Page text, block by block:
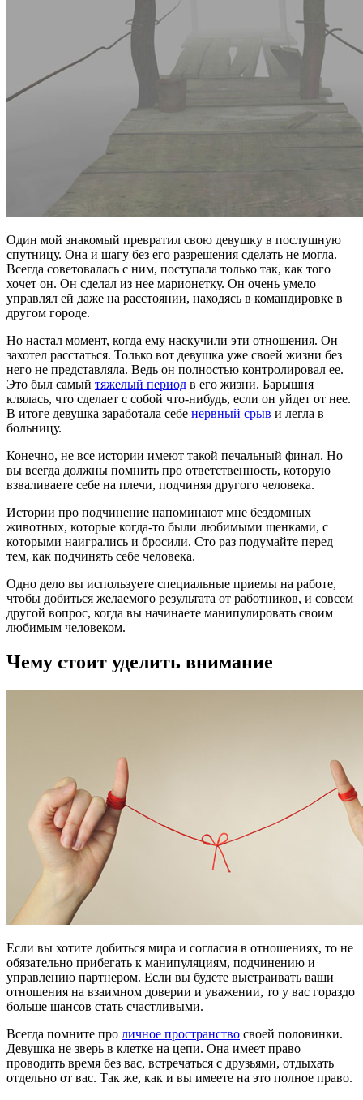
Один мой знакомый превратил свою девушку в послушную
спутницу. Она и шагу без его разрешения сделать не могла.
Всегда советовалась с ним, поступала только так, как того
хочет он. Он сделал из нее марионетку. Он очень умело
управлял ей даже на расстоянии, находясь в командировке в
другом городе.
Но настал момент, когда ему наскучили эти отношения. Он
захотел расстаться. Только вот девушка уже своей жизни без
него не представляла. Ведь он полностью контролировал ее.
Это был самый тяжелый период в его жизни. Барышня
клялась, что сделает с собой что-нибудь, если он уйдет от нее.
В итоге девушка заработала себе нервный срыв и легла в
больницу.
Конечно, не все истории имеют такой печальный финал. Но
вы всегда должны помнить про ответственность, которую
взваливаете себе на плечи, подчиняя другого человека.
Истории про подчинение напоминают мне бездомных
животных, которые когда-то были любимыми щенками, с
которыми наигрались и бросили. Сто раз подумайте перед
тем, как подчинять себе человека.
Одно дело вы используете специальные приемы на работе,
чтобы добиться желаемого результата от работников, и совсем
другой вопрос, когда вы начинаете манипулировать своим
любимым человеком.
Чему стоит уделить внимание
Если вы хотите добиться мира и согласия в отношениях, то не
обязательно прибегать к манипуляциям, подчинению и
управлению партнером. Если вы будете выстраивать ваши
отношения на взаимном доверии и уважении, то у вас гораздо
больше шансов стать счастливыми.
Всегда помните про личное пространство своей половинки.
Девушка не зверь в клетке на цепи. Она имеет право
проводить время без вас, встречаться с друзьями, отдыхать
отдельно от вас. Так же, как и вы имеете на это полное право.